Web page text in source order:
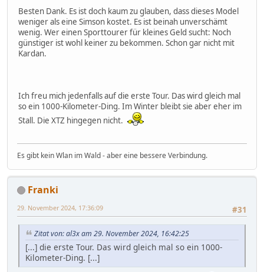
Besten Dank. Es ist doch kaum zu glauben, dass dieses Model
weniger als eine Simson kostet. Es ist beinah unverschämt
wenig. Wer einen Sporttourer für kleines Geld sucht: Noch
günstiger ist wohl keiner zu bekommen. Schon gar nicht mit
Kardan.
Ich freu mich jedenfalls auf die erste Tour. Das wird gleich mal
so ein 1000-Kilometer-Ding. Im Winter bleibt sie aber eher im
Stall. Die XTZ hingegen nicht.
Es gibt kein Wlan im Wald - aber eine bessere Verbindung.
Franki
#31
29. November 2024, 17:36:09
Zitat von: al3x am 29. November 2024, 16:42:25
[...] die erste Tour. Das wird gleich mal so ein 1000-
Kilometer-Ding. [...]